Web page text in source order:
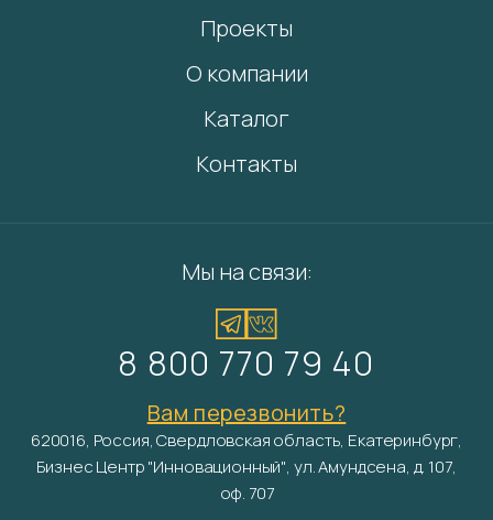
Проекты
О компании
Каталог
Контакты
Мы на связи:
8 800 770 79 40
Вам перезвонить?
620016, Россия, Свердловская область, Екатеринбург,
Бизнес Центр "Инновационный", ул. Амундсена, д. 107,
оф. 707